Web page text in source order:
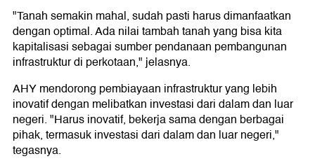
"Tanah semakin mahal, sudah pasti harus dimanfaatkan
dengan optimal. Ada nilai tambah tanah yang bisa kita
kapitalisasi sebagai sumber pendanaan pembangunan
infrastruktur di perkotaan," jelasnya.
AHY mendorong pembiayaan infrastruktur yang lebih
inovatif dengan melibatkan investasi dari dalam dan luar
negeri. "Harus inovatif, bekerja sama dengan berbagai
pihak, termasuk investasi dari dalam dan luar negeri,"
tegasnya.